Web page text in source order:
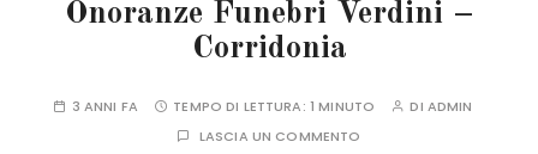
Onoranze Funebri Verdini –
Corridonia
3 ANNI FA TEMPO DI LETTURA: 1 MINUTO DI ADMIN
LASCIA UN COMMENTO